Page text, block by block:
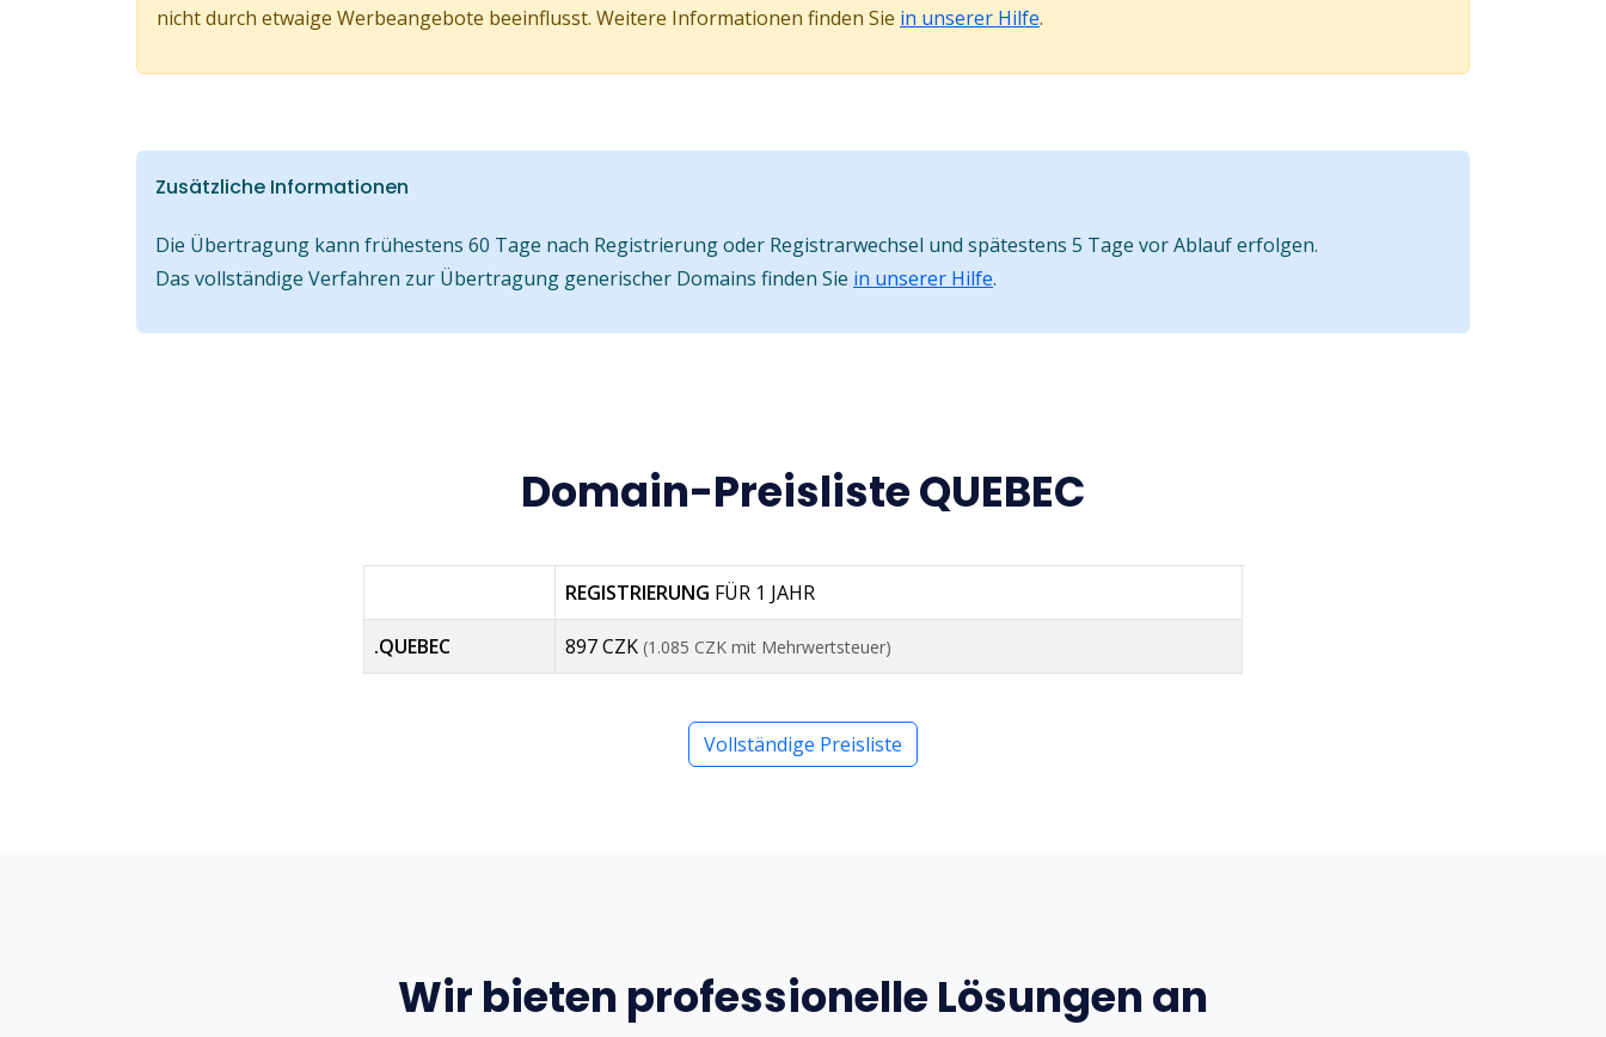
nicht durch etwaige Werbeangebote beeinflusst. Weitere Informationen finden Sie in unserer Hilfe.
Zusätzliche Informationen
Die Übertragung kann frühestens 60 Tage nach Registrierung oder Registrarwechsel und spätestens 5 Tage vor Ablauf erfolgen.
Das vollständige Verfahren zur Übertragung generischer Domains finden Sie in unserer Hilfe.
Domain-Preisliste QUEBEC
REGISTRIERUNG FÜR 1 JAHR
.QUEBEC 897 CZK (1.085 CZK mit Mehrwertsteuer)
Vollständige Preisliste
Wir bieten professionelle Lösungen an